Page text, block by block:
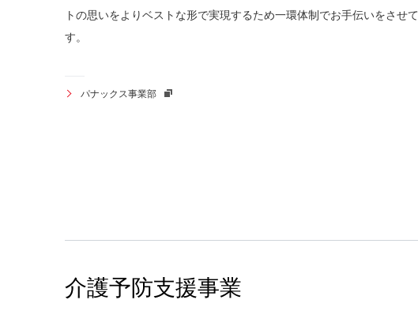
トの思いをよりベストな形で実現するため一環体制でお手伝いをさせ
す。
パナックス事業部
介護予防支援事業